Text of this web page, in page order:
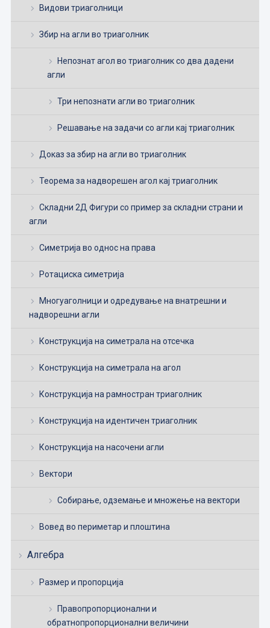
Видови триаголници
Збир на агли во триаголник
Непознат агол во триаголник со два дадени
агли
Три непознати агли во триаголник
Решавање на задачи со агли кај триаголник
Доказ за збир на агли во триаголник
Теорема за надворешен агол кај триаголник
Складни 2Д Фигури со пример за складни страни и
агли
Симетрија во однос на права
Ротациска симетрија
Многуаголници и одредување на внатрешни и
надворешни агли
Конструкција на симетрала на отсечка
Конструкција на симетрала на агол
Конструкција на рамностран триаголник
Конструкција на идентичен триаголник
Конструкција на насочени агли
Вектори
Собирање, одземање и множење на вектори
Вовед во периметар и плоштина
Алгебра
Размер и пропорција
Правопропорционални и
обратнопропорционални величини